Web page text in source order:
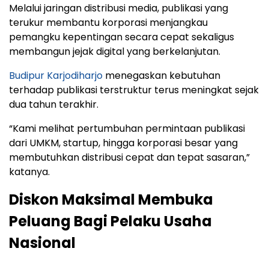
Melalui jaringan distribusi media, publikasi yang
terukur membantu korporasi menjangkau
pemangku kepentingan secara cepat sekaligus
membangun jejak digital yang berkelanjutan.
Budipur Karjodiharjo menegaskan kebutuhan
terhadap publikasi terstruktur terus meningkat sejak
dua tahun terakhir.
“Kami melihat pertumbuhan permintaan publikasi
dari UMKM, startup, hingga korporasi besar yang
membutuhkan distribusi cepat dan tepat sasaran,”
katanya.
Diskon Maksimal Membuka
Peluang Bagi Pelaku Usaha
Nasional